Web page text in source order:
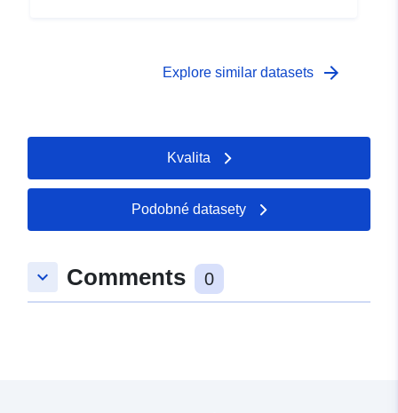
Explore similar datasets arrow_forward
Kvalita
Podobné datasety
keyboard_arrow_down Comments 0